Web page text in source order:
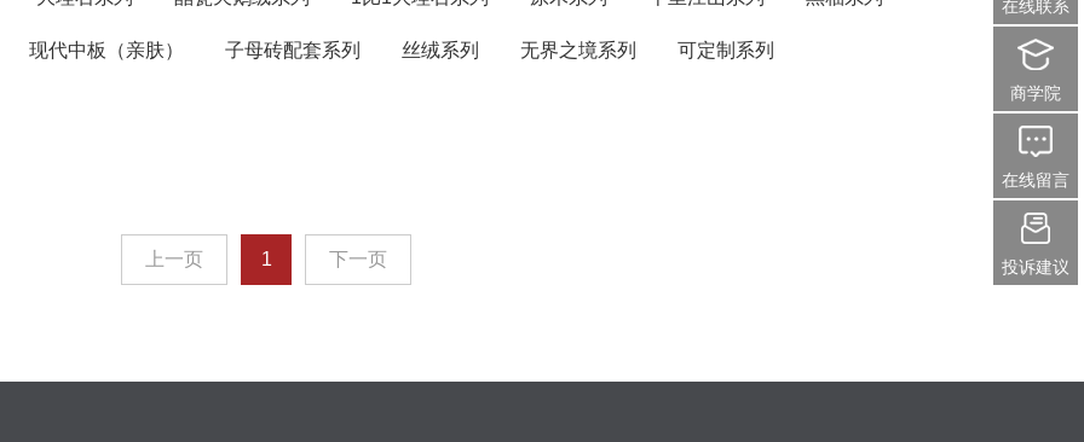
现代中板（亲肤） 子母砖配套系列 丝绒系列 无界之境系列 可定制系列
上一页 1 下一页
在线联系
商学院
在线留言
投诉建议